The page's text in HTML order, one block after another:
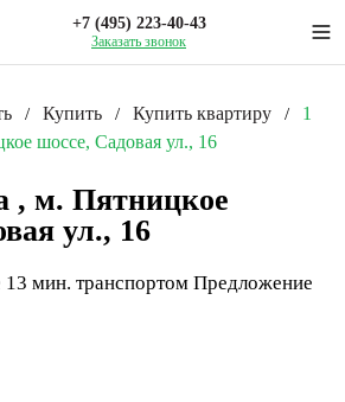
+7 (495) 223-40-43
Заказать звонок
/ Купить / Купить квартиру /
1
шоссе, Садовая ул., 16
, м. Пятницкое
ул., 16
13 мин. транспортом Предложение